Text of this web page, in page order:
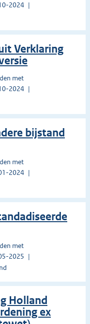
2024
Verklaring
met
2024
bijstand
met
2024
met
2025
Holland
ex